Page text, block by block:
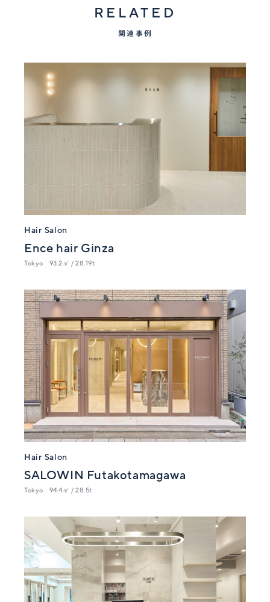
RELATED
関連事例
Hair Salon
Ence hair Ginza
Tokyo 93.2㎡ / 28.19t
Hair Salon
SALOWIN Futakotamagawa
Tokyo 94.4㎡ / 28.5t